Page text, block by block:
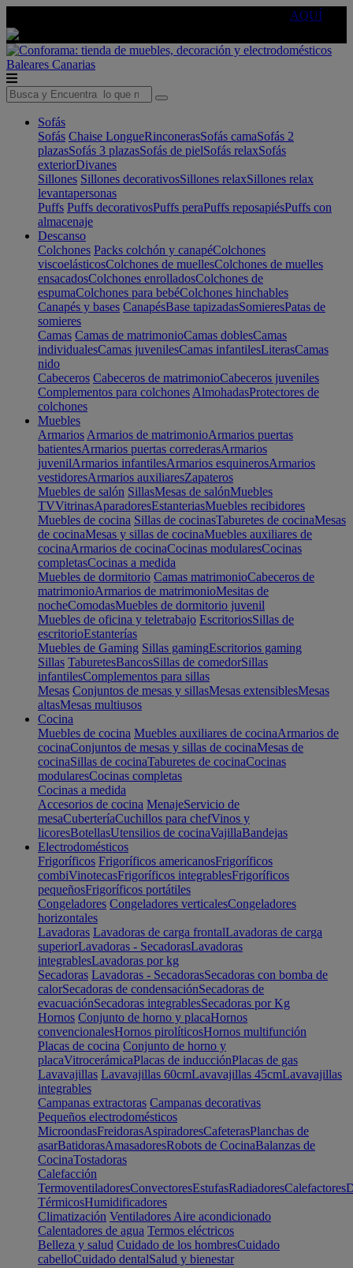
AQUÍ
Baleares Canarias
Sofás
Sofás Chaise LongueRinconerasSofás camaSofás 2
plazasSofás 3 plazasSofás de pielSofás relaxSofás
exteriorDivanes
Sillones Sillones decorativosSillones relaxSillones relax
levantapersonas
Puffs Puffs decorativosPuffs peraPuffs reposapiésPuffs con
almacenaje
Descanso
Colchones Packs colchón y canapéColchones
viscoelásticosColchones de muellesColchones de muelles
ensacadosColchones enrolladosColchones de
espumaColchones para bebéColchones hinchables
Canapés y bases CanapésBase tapizadasSomieresPatas de
somieres
Camas Camas de matrimonioCamas doblesCamas
individualesCamas juvenilesCamas infantilesLiterasCamas
nido
Cabeceros Cabeceros de matrimonioCabeceros juveniles
Complementos para colchones AlmohadasProtectores de
colchones
Muebles
Armarios Armarios de matrimonioArmarios puertas
batientesArmarios puertas correderasArmarios
juvenilArmarios infantilesArmarios esquinerosArmarios
vestidoresArmarios auxiliaresZapateros
Muebles de salón SillasMesas de salónMuebles
TVVitrinasAparadoresEstanteriasMuebles recibidores
Muebles de cocina Sillas de cocinasTaburetes de cocinaMesas
de cocinaMesas y sillas de cocinaMuebles auxiliares de
cocinaArmarios de cocinaCocinas modularesCocinas
completasCocinas a medida
Muebles de dormitorio Camas matrimonioCabeceros de
matrimonioArmarios de matrimonioMesitas de
nocheComodasMuebles de dormitorio juvenil
Muebles de oficina y teletrabajo EscritoriosSillas de
escritorioEstanterías
Muebles de Gaming Sillas gamingEscritorios gaming
Sillas TaburetesBancosSillas de comedorSillas
infantilesComplementos para sillas
Mesas Conjuntos de mesas y sillasMesas extensiblesMesas
altasMesas multiusos
Cocina
Muebles de cocina Muebles auxiliares de cocinaArmarios de
cocinaConjuntos de mesas y sillas de cocinaMesas de
cocinaSillas de cocinaTaburetes de cocinaCocinas
modularesCocinas completas
Cocinas a medida
Accesorios de cocina MenajeServicio de
mesaCuberteríaCuchillos para chefVinos y
licoresBotellasUtensilios de cocinaVajillaBandejas
Electrodomésticos
Frigoríficos Frigoríficos americanosFrigoríficos
combiVinotecasFrigoríficos integrablesFrigoríficos
pequeñosFrigoríficos portátiles
Congeladores Congeladores verticalesCongeladores
horizontales
Lavadoras Lavadoras de carga frontalLavadoras de carga
superiorLavadoras - SecadorasLavadoras
integrablesLavadoras por kg
Secadoras Lavadoras - SecadorasSecadoras con bomba de
calorSecadoras de condensaciónSecadoras de
evacuaciónSecadoras integrablesSecadoras por Kg
Hornos Conjunto de horno y placaHornos
convencionalesHornos pirolíticosHornos multifunción
Placas de cocina Conjunto de horno y
placaVitrocerámicaPlacas de inducciónPlacas de gas
Lavavajillas Lavavajillas 60cmLavavajillas 45cmLavavajillas
integrables
Campanas extractoras Campanas decorativas
Pequeños electrodomésticos
MicroondasFreidorasAspiradoresCafeterasPlanchas de
asarBatidorasAmasadoresRobots de CocinaBalanzas de
CocinaTostadoras
Calefacción
TermoventiladoresConvectoresEstufasRadiadoresCalefactores
TérmicosHumidificadores
Climatización Ventiladores Aire acondicionado
Calentadores de agua Termos eléctricos
Belleza y salud Cuidado de los hombresCuidado
cabelloCuidado dentalSalud y bienestar